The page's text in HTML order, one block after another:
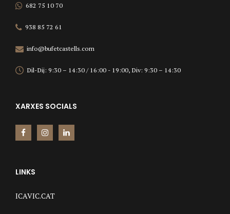
682 75 10 70
938 85 72 61
info@bufetcastells.com
Dil-Dij: 9:30 – 14:30 / 16:00 - 19:00, Div: 9:30 – 14:30
XARXES SOCIALS
LINKS
ICAVIC.CAT